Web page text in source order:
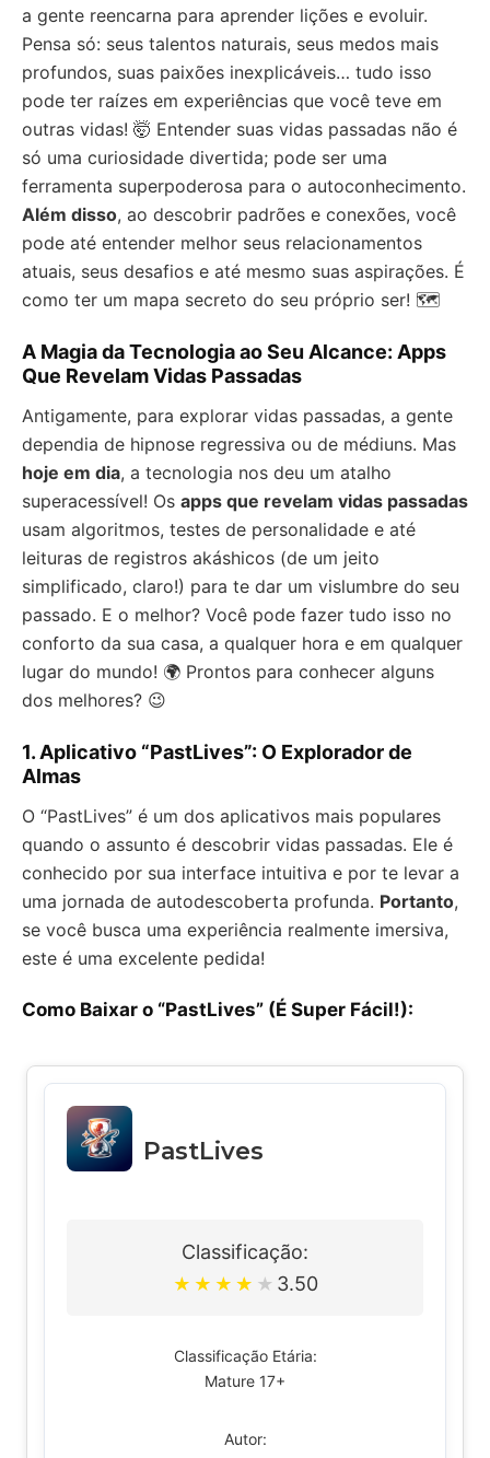
a gente reencarna para aprender lições e evoluir.
Pensa só: seus talentos naturais, seus medos mais
profundos, suas paixões inexplicáveis… tudo isso
pode ter raízes em experiências que você teve em
outras vidas! 🤯 Entender suas vidas passadas não é
só uma curiosidade divertida; pode ser uma
ferramenta superpoderosa para o autoconhecimento.
Além disso, ao descobrir padrões e conexões, você
pode até entender melhor seus relacionamentos
atuais, seus desafios e até mesmo suas aspirações. É
como ter um mapa secreto do seu próprio ser! 🗺️
A Magia da Tecnologia ao Seu Alcance: Apps
Que Revelam Vidas Passadas
Antigamente, para explorar vidas passadas, a gente
dependia de hipnose regressiva ou de médiuns. Mas
hoje em dia, a tecnologia nos deu um atalho
superacessível! Os apps que revelam vidas passadas
usam algoritmos, testes de personalidade e até
leituras de registros akáshicos (de um jeito
simplificado, claro!) para te dar um vislumbre do seu
passado. E o melhor? Você pode fazer tudo isso no
conforto da sua casa, a qualquer hora e em qualquer
lugar do mundo! 🌍 Prontos para conhecer alguns
dos melhores? 😉
1. Aplicativo “PastLives”: O Explorador de
Almas
O “PastLives” é um dos aplicativos mais populares
quando o assunto é descobrir vidas passadas. Ele é
conhecido por sua interface intuitiva e por te levar a
uma jornada de autodescoberta profunda. Portanto,
se você busca uma experiência realmente imersiva,
este é uma excelente pedida!
Como Baixar o “PastLives” (É Super Fácil!):
PastLives
Classificação:
★ ★ ★ ★ ★ 3.50
Classificação Etária:
Mature 17+
Autor: